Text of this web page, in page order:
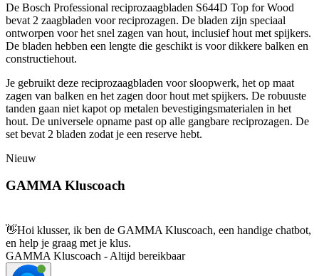
De Bosch Professional reciprozaagbladen S644D Top for Wood
bevat 2 zaagbladen voor reciprozagen. De bladen zijn speciaal
ontworpen voor het snel zagen van hout, inclusief hout met spijkers.
De bladen hebben een lengte die geschikt is voor dikkere balken en
constructiehout.
Je gebruikt deze reciprozaagbladen voor sloopwerk, het op maat
zagen van balken en het zagen door hout met spijkers. De robuuste
tanden gaan niet kapot op metalen bevestigingsmaterialen in het
hout. De universele opname past op alle gangbare reciprozagen. De
set bevat 2 bladen zodat je een reserve hebt.
Nieuw
GAMMA Kluscoach
👋Hoi klusser, ik ben de GAMMA Kluscoach, een handige chatbot,
en help je graag met je klus.
GAMMA Kluscoach - Altijd bereikbaar